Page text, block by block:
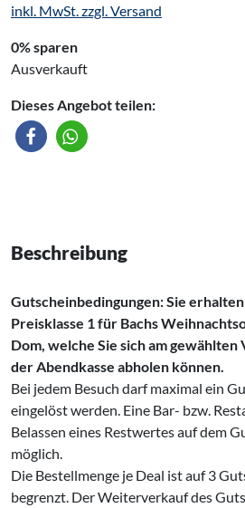
inkl. MwSt. zzgl. Versand
0% sparen
Ausverkauft
Dieses Angebot teilen:
Beschreibung
Gutscheinbedingungen: Sie
Preisklasse 1 für Bachs
Dom, welche Sie sich am gewählten
der Abendkasse abholen können.
Bei jedem Besuch darf maximal ein
eingelöst werden. Eine Bar- bzw.
Belassen eines Restwertes auf dem
möglich.
Die Bestellmenge je Deal ist auf 3
begrenzt. Der Weiterverkauf des